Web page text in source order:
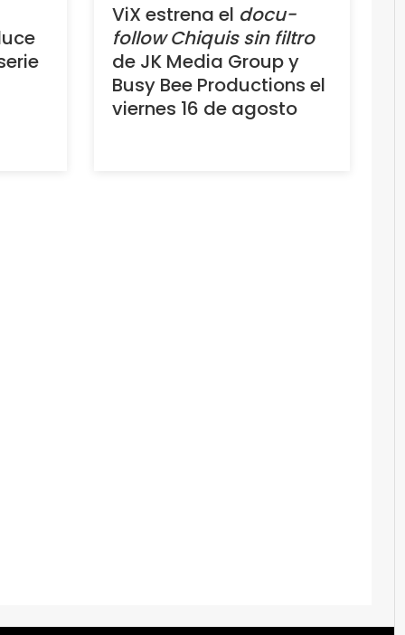
ViX estrena el docu-
follow Chiquis sin filtro
de JK Media Group y
Busy Bee Productions el
viernes 16 de agosto